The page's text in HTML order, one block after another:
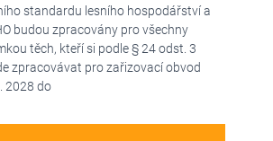
standardu lesního hospodářství a
budou zpracovány pro všechny
těch, kteří si podle § 24 odst. 3
zpracovávat pro zařizovací obvod
2028 do